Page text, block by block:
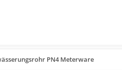
PN4 Meterware